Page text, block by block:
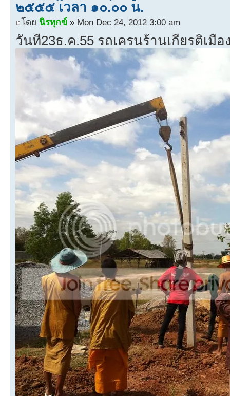
๒๕๕๕ เวลา ๑๐.๐๐ น.
โดย นิรทุกข์ » Mon Dec 24, 2012 3:00 am
วันที่23ธ.ค.55 รถเครนร้านเกียรติเมื